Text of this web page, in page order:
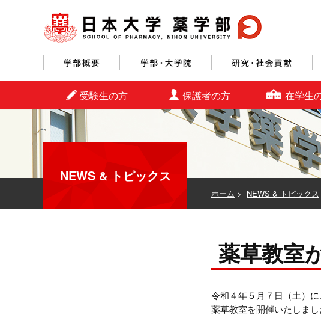
受験生の方 保護者の方 在学生
ホーム > NEWS & トピックス
薬草教室
令和４年５月７日（土）
薬草教室を開催いたしまし
NEWS & トピックス